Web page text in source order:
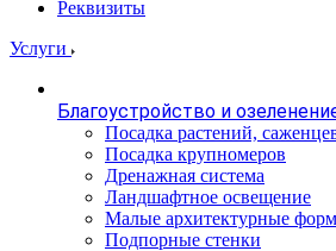
Реквизиты
Услуги
Благоустройство и
Посадка растений,
Посадка крупномеров
Дренажная система
Ландшафтное освещение
Малые архитектурные
Подпорные стенки